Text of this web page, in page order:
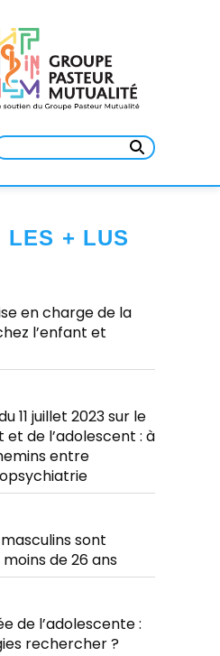
:
LES + LUS
en charge de la
l’enfant et
11 juillet 2023 sur le
et de l’adolescent : à
entre
sont
de 26 ans
de l’adolescente :
rechercher ?